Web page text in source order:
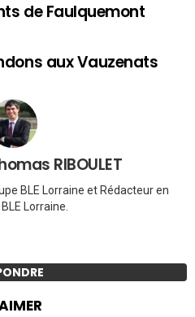
de Faulquemont
aux Vauzenats
RIBOULET
BLE Lorraine et Rédacteur en
Lorraine.